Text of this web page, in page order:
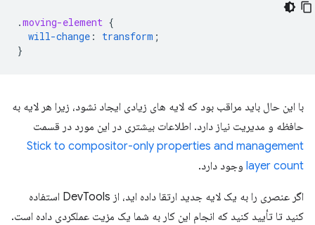
.moving-element {
will-change : transform ;
}
با این حال باید مراقب بود که لایه های زیادی ایجاد نشود، زیرا هر لایه به
حافظه و مدیریت نیاز دارد. اطلاعات بیشتری در این مورد در قسمت
Stick to compositor-only properties and management
layer count وجود دارد.
اگر عنصری را به یک لایه جدید ارتقا داده اید، از DevTools استفاده
کنید تا تأیید کنید که انجام این کار به شما یک مزیت عملکردی داده است.